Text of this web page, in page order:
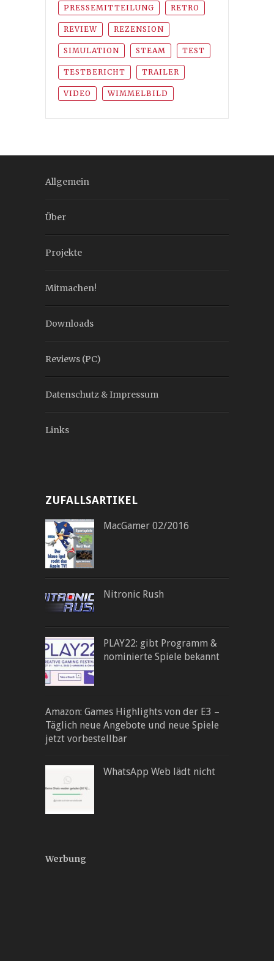
PRESSEMITTEILUNG RETRO
REVIEW REZENSION
SIMULATION STEAM TEST
TESTBERICHT TRAILER
VIDEO WIMMELBILD
Allgemein
Über
Projekte
Mitmachen!
Downloads
Reviews (PC)
Datenschutz & Impressum
Links
ZUFALLSARTIKEL
MacGamer 02/2016
Nitronic Rush
PLAY22: gibt Programm &
nominierte Spiele bekannt
Amazon: Games Highlights von der E3 –
Täglich neue Angebote und neue Spiele
jetzt vorbestellbar
WhatsApp Web lädt nicht
Werbung